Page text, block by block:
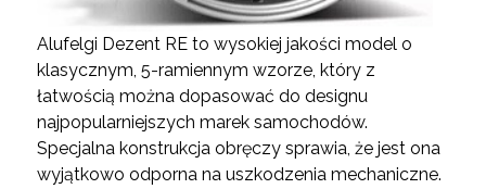
Alufelgi Dezent RE to wysokiej jakości model o
klasycznym, 5-ramiennym wzorze, który z
łatwością można dopasować do designu
najpopularniejszych marek samochodów.
Specjalna konstrukcja obręczy sprawia, że jest ona
wyjątkowo odporna na uszkodzenia mechaniczne.